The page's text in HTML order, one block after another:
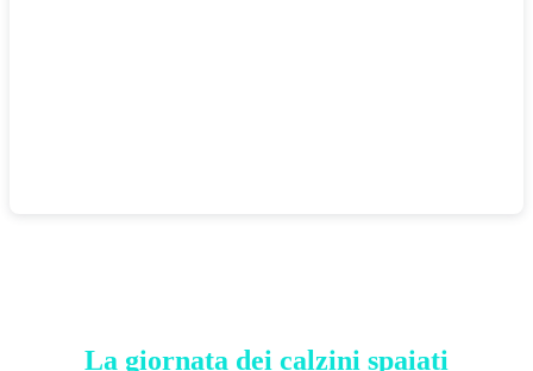
La giornata dei calzini spaiati